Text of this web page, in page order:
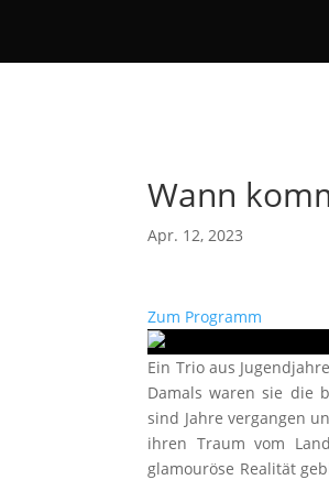
Wann
Apr. 12, 2023
Zum Programm
Ein Trio aus
Damals waren sie die
sind Jahre vergangen
ihren Traum vom
glamouröse Realität